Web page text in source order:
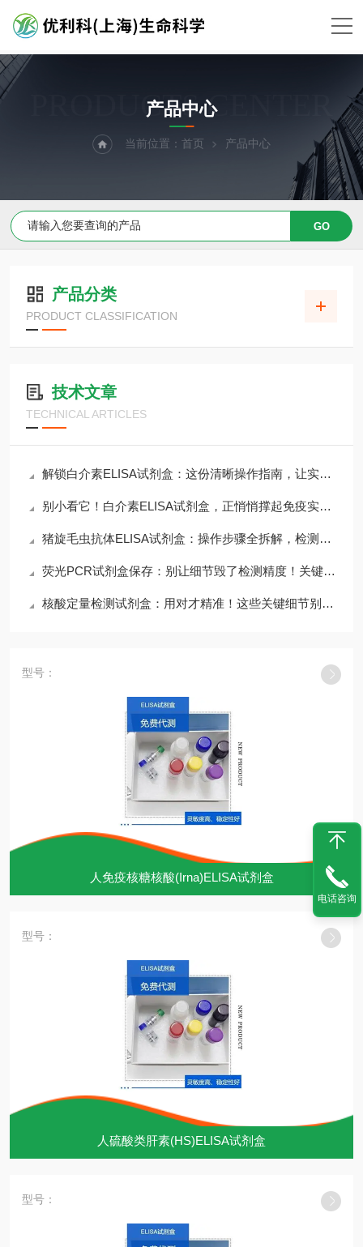
PRODUCTS CENTER
产品中心
当前位置： 首页 产品中心
产品分类
PRODUCT CLASSIFICATION
技术文章
TECHNICAL ARTICLES
解锁白介素ELISA试剂盒：这份清晰操作指南，让实验效率直接翻倍
别小看它！白介素ELISA试剂盒，正悄悄撑起免疫实验的核心舞台
猪旋毛虫抗体ELISA试剂盒：操作步骤全拆解，检测轻松不踩坑
荧光PCR试剂盒保存：别让细节毁了检测精度！关键方法一文说透
核酸定量检测试剂盒：用对才精准！这些关键细节别错过
型号：
人免疫核糖核酸(Irna)ELISA试剂盒
型号：
人硫酸类肝素(HS)ELISA试剂盒
型号：
电话咨询